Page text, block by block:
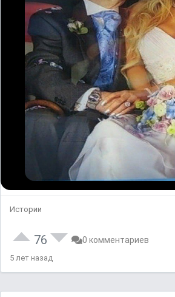
Истории
76 0 комментариев
5 лет назад